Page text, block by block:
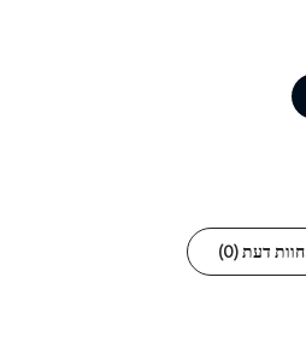
חוות דעת (0)